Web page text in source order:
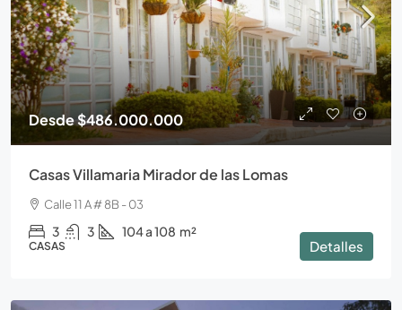
Desde$486.000.000
Casas Villamaria Mirador de las Lomas
Calle 11 A # 8B - 03
3 3 104 a 108 m²
CASAS Detalles